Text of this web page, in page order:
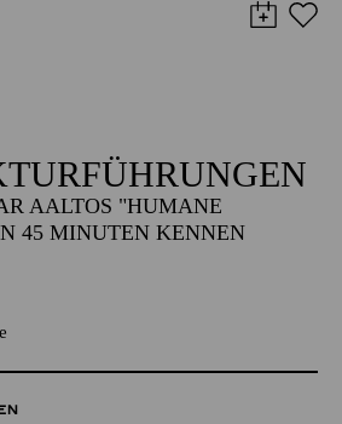
AALTOS "HUMANE
45 MINUTEN KENNEN